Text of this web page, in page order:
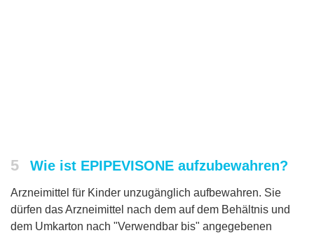
5 Wie ist EPIPEVISONE aufzubewahren?
Arzneimittel für Kinder unzugänglich aufbewahren. Sie
dürfen das Arzneimittel nach dem auf dem Behältnis und
dem Umkarton nach "Verwendbar bis" angegebenen